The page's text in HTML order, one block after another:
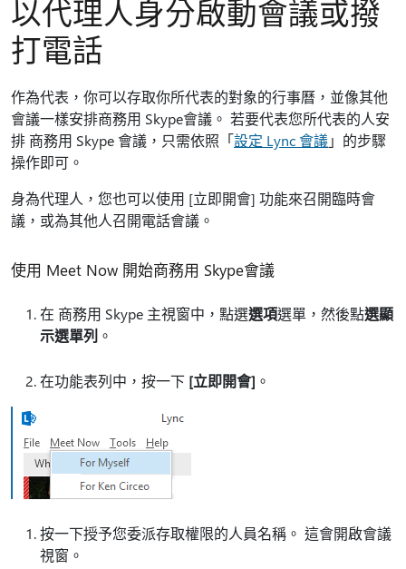
以代理人身分啟動會議或撥
打電話
作為代表，你可以存取你所代表的對象的行事曆，並像其他
會議一樣安排商務用 Skype會議。 若要代表您所代表的人安
排 商務用 Skype 會議，只需依照「設定 Lync 會議」的步驟
操作即可。
身為代理人，您也可以使用 [立即開會] 功能來召開臨時會
議，或為其他人召開電話會議。
使用 Meet Now 開始商務用 Skype會議
在 商務用 Skype 主視窗中，點選選項選單，然後點選顯
示選單列 。
在功能表列中，按一下 [立即開會] 。
按一下授予您委派存取權限的人員名稱。 這會開啟會議
視窗。